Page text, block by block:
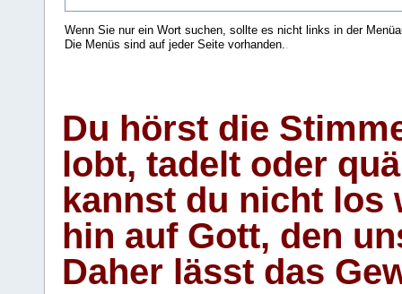
Wenn Sie nur ein Wort suchen, sollte es nicht links in der
Die Menüs sind auf jeder Seite vorhanden.
Du hörst die
lobt, tadelt oder
kannst du nicht los
hin auf Gott, den
Daher lässt das